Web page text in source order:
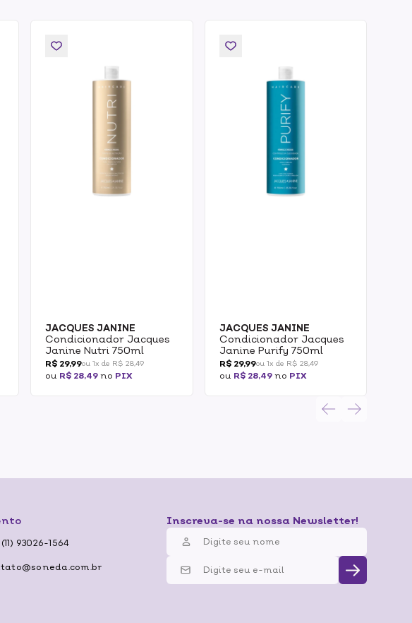
JACQUES JANINE
Condicionador Jacques
Janine Nutri 750ml
R$ 29,99ou 1x de R$ 28,49
ou R$ 28,49 no PIX
JACQUES JANINE
Condicionador Jacques
Janine Purify 750ml
R$ 29,99ou 1x de R$ 28,49
ou R$ 28,49no PIX
93026-1564
Inscreva-se na nossa Newsletter!